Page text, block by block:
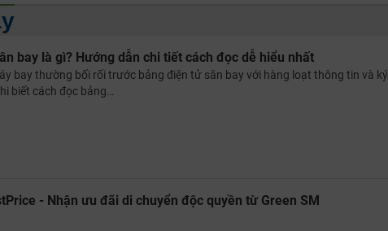
bay là gì? Hướng dẫn chi tiết cách đọc dễ hiểu nhất
bay thường bối rối trước bảng điện tử sân bay với hàng loạt thông tin và ký
biết cách đọc bảng…
- Nhận ưu đãi di chuyển độc quyền từ Green SM